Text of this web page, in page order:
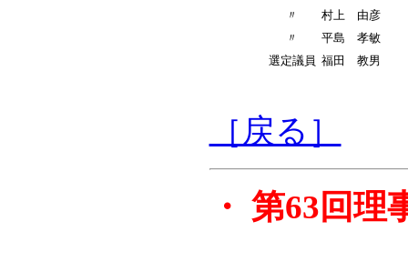
〃
村上 由彦
〃
平島 孝敏
選定議員 福田 教男
［戻る］
・ 第63回理